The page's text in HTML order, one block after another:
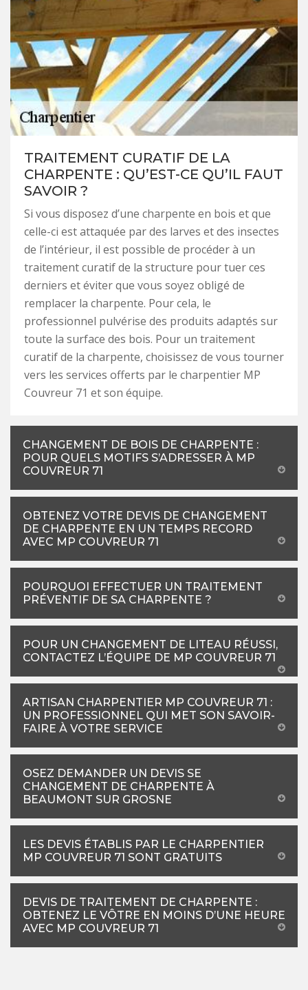
TRAITEMENT CURATIF DE LA
CHARPENTE : QU’EST-CE QU’IL FAUT
SAVOIR ?
Si vous disposez d’une charpente en bois et que
celle-ci est attaquée par des larves et des insectes
de l’intérieur, il est possible de procéder à un
traitement curatif de la structure pour tuer ces
derniers et éviter que vous soyez obligé de
remplacer la charpente. Pour cela, le
professionnel pulvérise des produits adaptés sur
toute la surface des bois. Pour un traitement
curatif de la charpente, choisissez de vous tourner
vers les services offerts par le charpentier MP
Couvreur 71 et son équipe.
CHANGEMENT DE BOIS DE CHARPENTE :
POUR QUELS MOTIFS S’ADRESSER À MP
COUVREUR 71
OBTENEZ VOTRE DEVIS DE CHANGEMENT
DE CHARPENTE EN UN TEMPS RECORD
AVEC MP COUVREUR 71
POURQUOI EFFECTUER UN TRAITEMENT
PRÉVENTIF DE SA CHARPENTE ?
POUR UN CHANGEMENT DE LITEAU RÉUSSI,
CONTACTEZ L’ÉQUIPE DE MP COUVREUR 71
ARTISAN CHARPENTIER MP COUVREUR 71 :
UN PROFESSIONNEL QUI MET SON SAVOIR-
FAIRE À VOTRE SERVICE
OSEZ DEMANDER UN DEVIS SE
CHANGEMENT DE CHARPENTE À
BEAUMONT SUR GROSNE
LES DEVIS ÉTABLIS PAR LE CHARPENTIER
MP COUVREUR 71 SONT GRATUITS
DEVIS DE TRAITEMENT DE CHARPENTE :
OBTENEZ LE VÔTRE EN MOINS D’UNE HEURE
AVEC MP COUVREUR 71